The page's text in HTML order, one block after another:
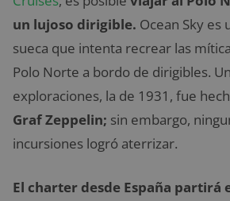
un lujoso dirigible. Ocean Sky es
sueca que intenta recrear las
Polo Norte a bordo de dirigibles.
exploraciones, la de 1931, fue
Graf Zeppelin; sin embargo,
incursiones logró aterrizar.
El charter desde España partirá